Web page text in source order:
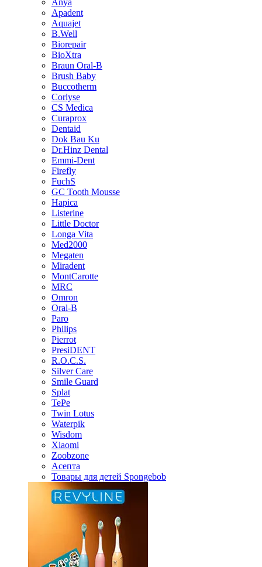
Anya
Apadent
Aquajet
B.Well
Biorepair
BioXtra
Braun Oral-B
Brush Baby
Buccotherm
Corlyse
CS Medica
Curaprox
Dentaid
Dok Bau Ku
Dr.Hinz Dental
Emmi-Dent
Firefly
FuchS
GC Tooth Mousse
Hapica
Listerine
Little Doctor
Longa Vita
Med2000
Megaten
Miradent
MontCarotte
MRC
Omron
Oral-B
Paro
Philips
Pierrot
PresiDENT
R.O.C.S.
Silver Care
Smile Guard
Splat
TePe
Twin Lotus
Waterpik
Wisdom
Xiaomi
Zoobzone
Асепта
Товары для детей Spongebob